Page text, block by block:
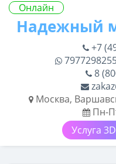
Онлайн
+7
8
Москва,
Пн-
Услуга